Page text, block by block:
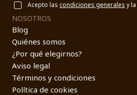
Acepto las condiciones generales y la
NOSOTROS
Blog
Quiénes somos
¿Por qué elegirnos?
Aviso legal
Términos y condiciones
Política de cookies